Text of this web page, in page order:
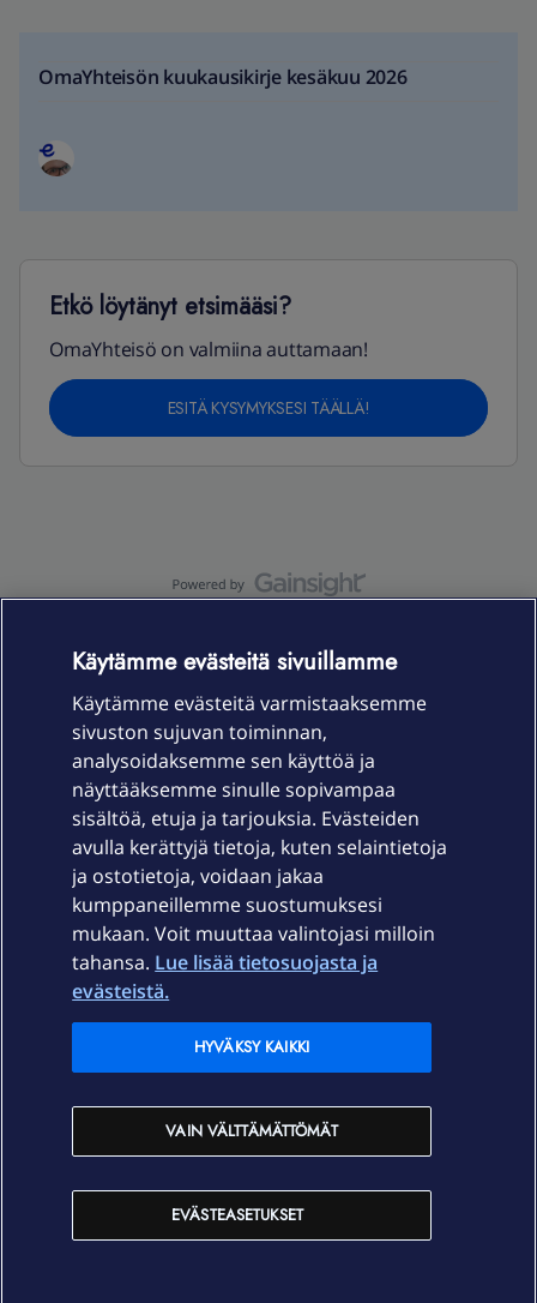
OmaYhteisön kuukausikirje kesäkuu 2026
Etkö löytänyt etsimääsi?
OmaYhteisö on valmiina auttamaan!
ESITÄ KYSYMYKSESI TÄÄLLÄ!
Laitteet & liittymät
Palvelut
Ajankohtaista
Elisa Oyj
In English
Käytämme evästeitä sivuillamme
Käytämme evästeitä varmistaaksemme
sivuston sujuvan toiminnan,
analysoidaksemme sen käyttöä ja
näyttääksemme sinulle sopivampaa
sisältöä, etuja ja tarjouksia. Evästeiden
avulla kerättyjä tietoja, kuten selaintietoja
ja ostotietoja, voidaan jakaa
kumppaneillemme suostumuksesi
mukaan. Voit muuttaa valintojasi milloin
tahansa. Lue lisää tietosuojasta ja
evästeistä.
EVÄSTEASETUKSET
VAIN VÄLTTÄMÄTTÖMÄT
HYVÄKSY KAIKKI